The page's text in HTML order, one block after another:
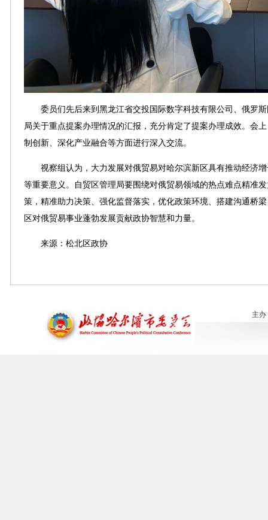
委员们先后来到黑龙江省交投国际数字科技有限公司、俄罗斯
局关于重点提案办理情况的汇报，充分肯定了提案办理成效。会
制创新、深化产业融合等方面进行深入交流。
视察组认为，大力发展对俄贸易对哈尔滨新区具有推动经济增
等重要意义。自贸区管理局要围绕对俄贸易领域的热点难点精准
策，精准助力决策、强化监督落实，优化政策环境、搭建沟通桥
区对俄贸易事业蓬勃发展贡献政协智慧和力量。
来源：松北区政协
主